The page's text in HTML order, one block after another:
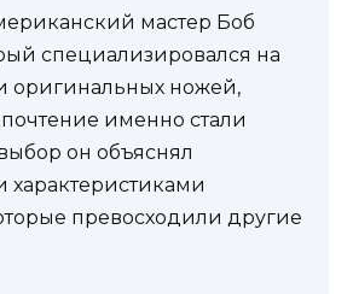
мастер Боб
специализировался на
оригинальных ножей,
именно стали
он объяснял
превосходили другие